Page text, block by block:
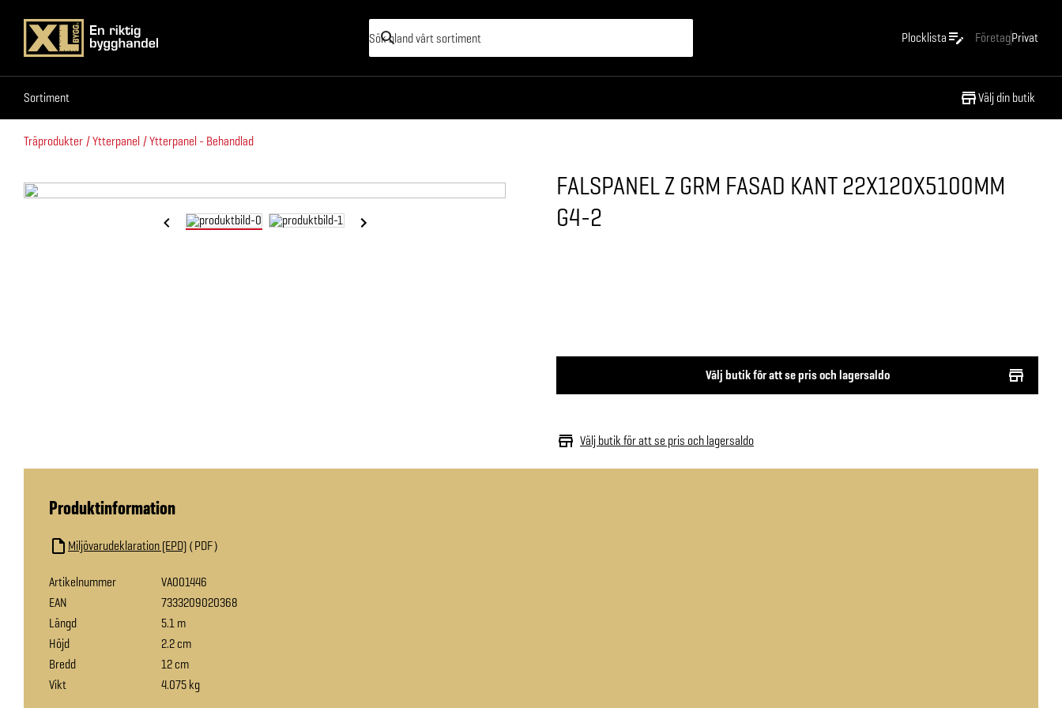
Plocklista FöretagPrivat
Sortiment Välj din butik
Sortiment
Träprodukter Ytterpanel Ytterpanel - Behandlad
FALSPANEL Z GRM FASAD KANT 22X120X5100MM
G4-2
Välj butik för att se pris och lagersaldo
Välj butik för att se pris och lagersaldo
Produktinformation
Miljövarudeklaration (EPD) PDF
Artikelnummer
VA001446
EAN
7333209020368
Längd
5.1 m
Höjd
2.2 cm
Bredd
12 cm
Vikt
4.075 kg